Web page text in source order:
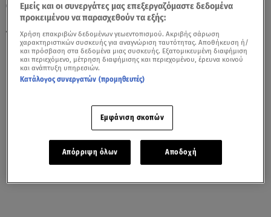
30.10.21, 21:59
Πέραμα: Αυτό είναι το πόρισμα της ΕΛΑΣ –
Τι αναφέρει για το περιστατικό
Εμείς και οι συνεργάτες μας επεξεργαζόμαστε δεδομένα
προκειμένου να παρασχεθούν τα εξής:
Χρήση επακριβών δεδομένων γεωεντοπισμού. Ακριβής σάρωση
χαρακτηριστικών συσκευής για αναγνώριση ταυτότητας. Αποθήκευση ή/
και πρόσβαση στα δεδομένα μιας συσκευής. Εξατομικευμένη διαφήμιση
και περιεχόμενο, μέτρηση διαφήμισης και περιεχομένου, έρευνα κοινού
και ανάπτυξη υπηρεσιών.
Κατάλογος συνεργατών (προμηθευτές)
Εμφάνιση σκοπών
Απόρριψη όλων Αποδοχή